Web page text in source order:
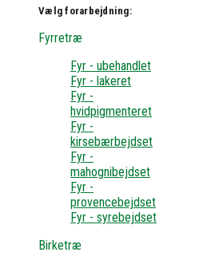
Vælg forarbejdning:
Fyrretræ
Fyr - ubehandlet
Fyr - lakeret
Fyr -
hvidpigmenteret
Fyr -
kirsebærbejdset
Fyr -
mahognibejdset
Fyr -
provencebejdset
Fyr - syrebejdset
Birketræ